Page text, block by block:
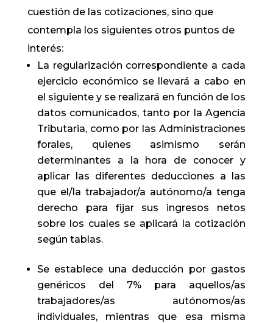
cuestión de las cotizaciones, sino que
contempla los siguientes otros puntos de
interés:
La regularización correspondiente a cada
ejercicio económico se llevará a cabo en
el siguiente y se realizará en función de los
datos comunicados, tanto por la Agencia
Tributaria, como por las Administraciones
forales, quienes asimismo serán
determinantes a la hora de conocer y
aplicar las diferentes deducciones a las
que el/la trabajador/a autónomo/a tenga
derecho para fijar sus ingresos netos
sobre los cuales se aplicará la cotización
según tablas.
Se establece una deducción por gastos
genéricos del 7% para aquellos/as
trabajadores/as autónomos/as
individuales, mientras que esa misma